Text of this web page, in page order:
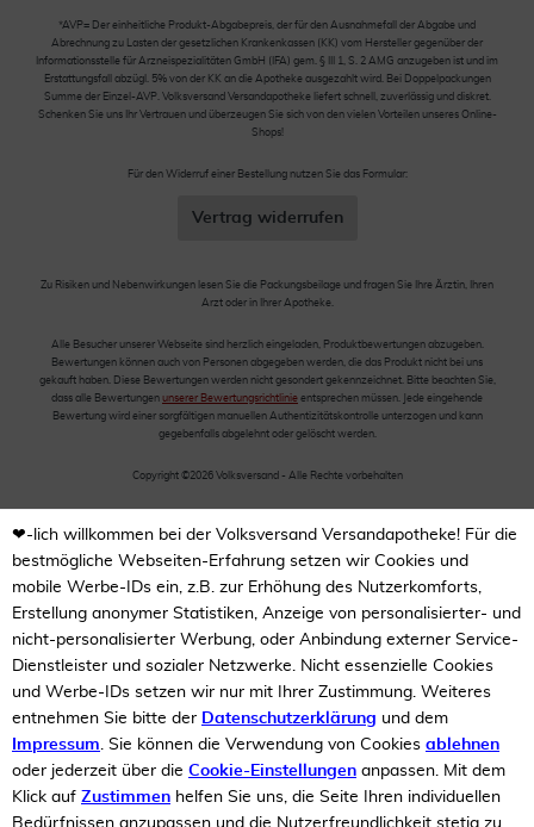
*AVP= Der einheitliche Produkt-Abgabepreis, der für den Ausnahmefall der Abgabe und
Abrechnung zu Lasten der gesetzlichen Krankenkassen (KK) vom Hersteller gegenüber der
Informationsstelle für Arzneispezialitäten GmbH (IFA) gem. § III 1, S. 2 AMG anzugeben ist und im
Erstattungsfall abzügl. 5% von der KK an die Apotheke ausgezahlt wird. Bei Doppelpackungen
Summe der Einzel-AVP. Volksversand Versandapotheke liefert schnell, zuverlässig und diskret.
Schenken Sie uns Ihr Vertrauen und überzeugen Sie sich von den vielen Vorteilen unseres Online-
Shops!
Für den Widerruf einer Bestellung nutzen Sie das Formular:
Vertrag widerrufen
Zu Risiken und Nebenwirkungen lesen Sie die Packungsbeilage und fragen Sie Ihre Ärztin, Ihren
Arzt oder in Ihrer Apotheke.
Alle Besucher unserer Webseite sind herzlich eingeladen, Produktbewertungen abzugeben.
Bewertungen können auch von Personen abgegeben werden, die das Produkt nicht bei uns
gekauft haben. Diese Bewertungen werden nicht gesondert gekennzeichnet. Bitte beachten Sie,
dass alle Bewertungen unserer Bewertungsrichtlinie entsprechen müssen. Jede eingehende
Bewertung wird einer sorgfältigen manuellen Authentizitätskontrolle unterzogen und kann
gegebenfalls abgelehnt oder gelöscht werden.
Copyright ©2026 Volksversand - Alle Rechte vorbehalten
❤-lich willkommen bei der Volksversand Versandapotheke! Für die
bestmögliche Webseiten-Erfahrung setzen wir Cookies und
mobile Werbe-IDs ein, z.B. zur Erhöhung des Nutzerkomforts,
Erstellung anonymer Statistiken, Anzeige von personalisierter- und
nicht-personalisierter Werbung, oder Anbindung externer Service-
Dienstleister und sozialer Netzwerke. Nicht essenzielle Cookies
und Werbe-IDs setzen wir nur mit Ihrer Zustimmung. Weiteres
entnehmen Sie bitte der Datenschutzerklärung und dem
Impressum. Sie können die Verwendung von Cookies ablehnen
oder jederzeit über die Cookie-Einstellungen anpassen. Mit dem
Klick auf Zustimmen helfen Sie uns, die Seite Ihren individuellen
Bedürfnissen anzupassen und die Nutzerfreundlichkeit stetig zu